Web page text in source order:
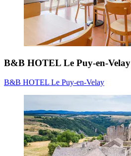
B&B HOTEL Le Puy-en-Velay
B&B HOTEL Le Puy-en-Velay